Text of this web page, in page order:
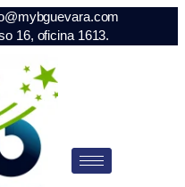
16, oficina 1613.